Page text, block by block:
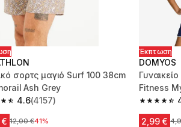
σορτς μαγιό Surf 100 38cm
Ash Grey
4.6
of 5 stars from 4157 reviews
(4157)
Αρχική τιμή
12,00 €41%
Έκπτωση
DOMYOS
Fitness
4.7 out of
2,99 €